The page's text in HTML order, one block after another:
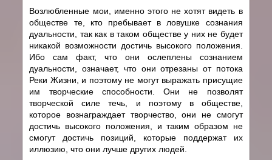
Возлюбленные мои, именно этого не хотят видеть в
обществе те, кто пребывает в ловушке сознания
дуальности, так как в таком обществе у них не будет
никакой возможности достичь высокого положения.
Ибо сам факт, что они ослеплены сознанием
дуальности, означает, что они отрезаны от потока
Реки Жизни, и поэтому не могут выражать присущие
им творческие способности. Они не позволят
творческой силе течь, и поэтому в обществе,
которое вознаграждает творчество, они не смогут
достичь высокого положения, и таким образом не
смогут достичь позиций, которые поддержат их
иллюзию, что они лучше других людей.